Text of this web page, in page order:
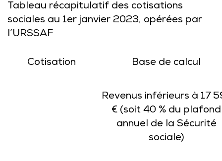
Tableau récapitulatif des cotisations
sociales au 1er janvier 2023, opérées par
l’URSSAF
Cotisation Base de calcul
Revenus inférieurs à 17
€ (soit 40 % du plafond
annuel de la Sécurité
sociale)